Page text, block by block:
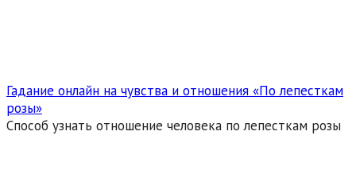
Гадание онлайн на чувства и отношения «По лепесткам
розы»
Способ узнать отношение человека по лепесткам розы